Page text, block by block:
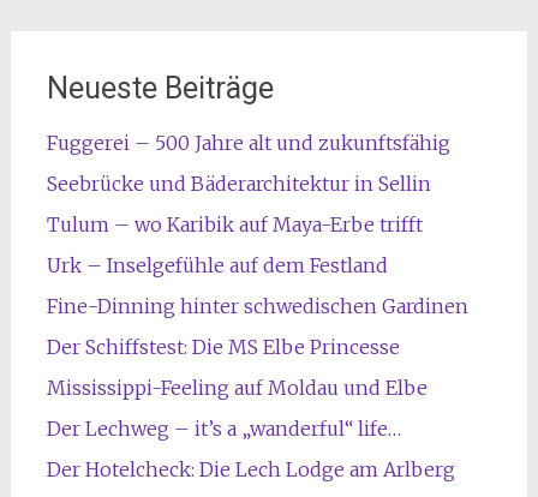
Neueste Beiträge
Fuggerei – 500 Jahre alt und zukunftsfähig
Seebrücke und Bäderarchitektur in Sellin
Tulum – wo Karibik auf Maya-Erbe trifft
Urk – Inselgefühle auf dem Festland
Fine-Dinning hinter schwedischen Gardinen
Der Schiffstest: Die MS Elbe Princesse
Mississippi-Feeling auf Moldau und Elbe
Der Lechweg – it’s a „wanderful“ life…
Der Hotelcheck: Die Lech Lodge am Arlberg